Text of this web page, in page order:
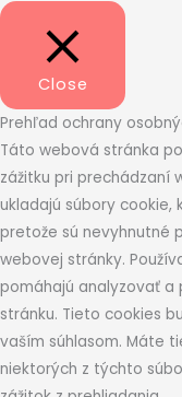
Close
Prehľad ochrany
Táto webová stránka
zážitku pri prechádzaní
ukladajú súbory
pretože sú nevyhnutné
webovej stránky.
pomáhajú analyzovať
stránku. Tieto cookies
vaším súhlasom. Máte
niektorých z týchto